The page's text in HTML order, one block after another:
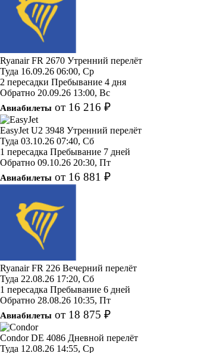
RyanairFR 2670 Утренний перелёт
Туда 16.09.26 06:00, Ср
2 пересадки Пребывание 4 дня
Обратно 20.09.26 13:00, Вс
Авиабилеты от 16 216 ₽
EasyJet U2 3948 Утренний перелёт
Туда 03.10.26 07:40, Сб
1 пересадка Пребывание 7 дней
Обратно 09.10.26 20:30, Пт
Авиабилеты от 16 881 ₽
RyanairFR 226 Вечерний перелёт
Туда 22.08.26 17:20, Сб
1 пересадка Пребывание 6 дней
Обратно 28.08.26 10:35, Пт
Авиабилеты от 18 875 ₽
CondorDE 4086 Дневной перелёт
Туда 12.08.26 14:55, Ср